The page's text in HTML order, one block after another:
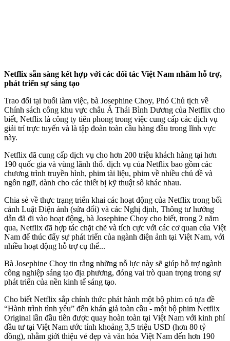
Netflix sẵn sàng kết hợp với các đối tác Việt Nam nhằm hỗ trợ,
phát triển sự sáng tạo
Trao đổi tại buổi làm việc, bà Josephine Choy, Phó Chủ tịch về
Chính sách công khu vực châu Á Thái Bình Dương của Netflix cho
biết, Netflix là công ty tiên phong trong việc cung cấp các dịch vụ
giải trí trực tuyến và là tập đoàn toàn cầu hàng đầu trong lĩnh vực
này.
Netflix đã cung cấp dịch vụ cho hơn 200 triệu khách hàng tại hơn
190 quốc gia và vùng lãnh thổ. dịch vụ của Netflix bao gồm các
chương trình truyền hình, phim tài liệu, phim về nhiều chủ đề và
ngôn ngữ, dành cho các thiết bị kỹ thuật số khác nhau.
Chia sẻ về thực trạng triển khai các hoạt động của Netflix trong bối
cảnh Luật Điện ảnh (sửa đổi) và các Nghị định, Thông tư hướng
dẫn đã đi vào hoạt động, bà Josephine Choy cho biết, trong 2 năm
qua, Netflix đã hợp tác chặt chẽ và tích cực với các cơ quan của Việt
Nam để thúc đẩy sự phát triển của ngành điện ảnh tại Việt Nam, với
nhiều hoạt động hỗ trợ cụ thể...
Bà Josephine Choy tin rằng những nỗ lực này sẽ giúp hỗ trợ ngành
công nghiệp sáng tạo địa phương, đóng vai trò quan trọng trong sự
phát triển của nền kinh tế sáng tạo.
Cho biết Netflix sắp chính thức phát hành một bộ phim có tựa đề
“Hành trình tình yêu” đến khán giả toàn cầu - một bộ phim Netflix
Original lần đầu tiên được quay hoàn toàn tại Việt Nam với kinh phí
đầu tư tại Việt Nam ước tính khoảng 3,5 triệu USD (hơn 80 tỷ
đồng), nhằm giới thiệu vẻ đẹp và văn hóa Việt Nam đến hơn 190